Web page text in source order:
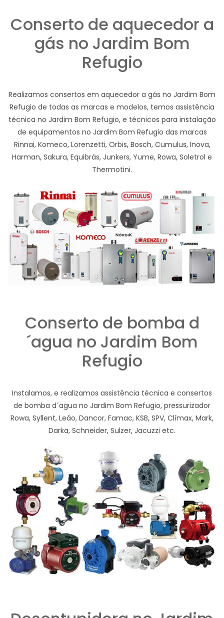
Conserto de aquecedor a
gás no Jardim Bom
Refugio
Realizamos consertos em aquecedor a gás no Jardim Bom
Refugio de todas as marcas e modelos, temos assistência
técnica no Jardim Bom Refugio, e técnicos para instalação
de equipamentos no Jardim Bom Refugio das marcas
Rinnai, Komeco, Lorenzetti, Orbis, Bosch, Cumulus, Inova,
Harman, Sakura, Equibrás, Junkers, Yume, Rowa, Soletrol e
Thermotini.
Conserto de bomba d
´agua no Jardim Bom
Refugio
Instalamos, e realizamos assistência técnica e consertos
de bomba d´agua no Jardim Bom Refugio, pressurizador
Rowa, Syllent, Leão, Dancor, Famac, KSB, SPV, Clímax, Mark,
Darka, Schneider, Sulzer, Jacuzzi etc.